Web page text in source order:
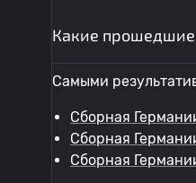
Какие прошедшие
Самыми
Сборная
Сборная
Сборная